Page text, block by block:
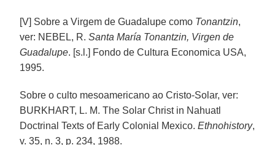
[V] Sobre a Virgem de Guadalupe como Tonantzin,
ver: NEBEL, R.Santa María Tonantzin, Virgen de
Guadalupe. [s.l.] Fondo de Cultura Economica USA,
1995.
Sobre o culto mesoamericano ao Cristo-Solar, ver:
BURKHART, L. M. The Solar Christ in Nahuatl
Doctrinal Texts of Early Colonial Mexico.Ethnohistory,
v. 35, n. 3, p. 234, 1988.